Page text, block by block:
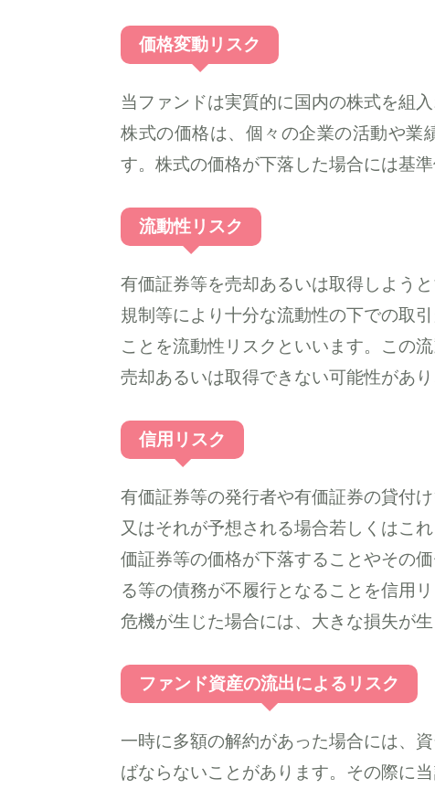
価格変動リスク
当ファンドは実質的に国内の株式を組
株式の価格は、個々の企業の活動や業
す。株式の価格が下落した場合には基
流動性リスク
有価証券等を売却あるいは取得しよう
規制等により十分な流動性の下での取
ことを流動性リスクといいます。この
売却あるいは取得できない可能性があ
信用リスク
有価証券等の発行者や有価証券の貸付
又はそれが予想される場合若しくはこ
価証券等の価格が下落することやその
る等の債務が不履行となることを信用
危機が生じた場合には、大きな損失が生
ファンド資産の流出によるリスク
一時に多額の解約があった場合には、
ばならないことがあります。その際に